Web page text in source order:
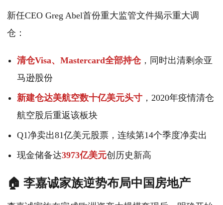
新任CEO Greg Abel首份重大监管文件揭示重大调
仓：
清仓Visa、Mastercard全部持仓，同时出清剩余亚
马逊股份
新建仓达美航空数十亿美元头寸 ，2020年疫情清仓
航空股后重返该板块
Q1净卖出81亿美元股票，连续第14个季度净卖出
现金储备达3973亿美元创历史新高
🏠 李嘉诚家族逆势布局中国房地产